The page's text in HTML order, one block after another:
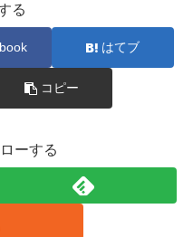
る
はてブ
コピー
ーする